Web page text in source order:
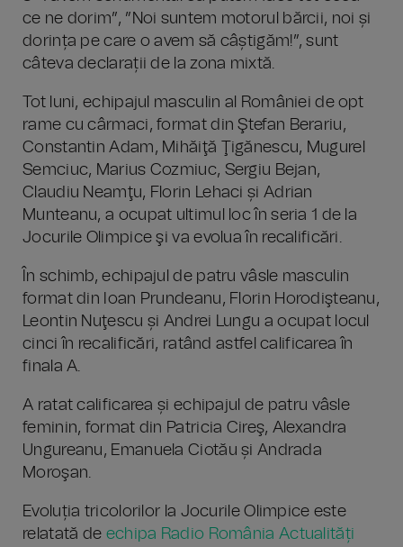
ce ne dorim”, ”Noi suntem motorul bărcii, noi și
dorința pe care o avem să câștigăm!”, sunt
câteva declarații de la zona mixtă.
Tot luni, echipajul masculin al României de opt
rame cu cârmaci, format din Ştefan Berariu,
Constantin Adam, Mihăiţă Ţigănescu, Mugurel
Semciuc, Marius Cozmiuc, Sergiu Bejan,
Claudiu Neamţu, Florin Lehaci și Adrian
Munteanu, a ocupat ultimul loc în seria 1 de la
Jocurile Olimpice şi va evolua în recalificări.
În schimb, echipajul de patru vâsle masculin
format din Ioan Prundeanu, Florin Horodişteanu,
Leontin Nuţescu și Andrei Lungu a ocupat locul
cinci în recalificări, ratând astfel calificarea în
finala A.
A ratat calificarea și echipajul de patru vâsle
feminin, format din Patricia Cireş, Alexandra
Ungureanu, Emanuela Ciotău și Andrada
Moroşan.
Evoluția tricolorilor la Jocurile Olimpice este
relatată de echipa Radio România Actualități